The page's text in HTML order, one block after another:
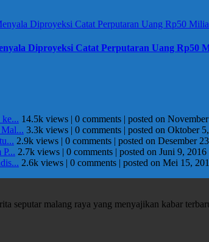
Diproyeksi Catat Perputaran Uang Rp50
14.5k views | 0 comments | posted on
3.3k views | 0 comments | posted on Oktober
2.9k views | 0 comments | posted on Desember
2.7k views | 0 comments | posted on Juni 9, 2016
2.6k views | 0 comments | posted on Mei 15,
seputar malang raya yang menyajikan kabar